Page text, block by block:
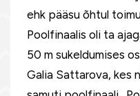
ehk pääsu õhtul
Poolfinaalis oli ta
50 m sukeldumises
Galia Sattarova, kes